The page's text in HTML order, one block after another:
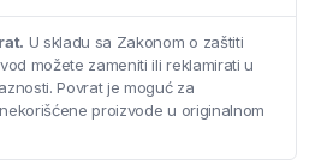
U skladu sa Zakonom o zaštiti
možete zameniti ili reklamirati u
Povrat je moguć za
proizvode u originalnom